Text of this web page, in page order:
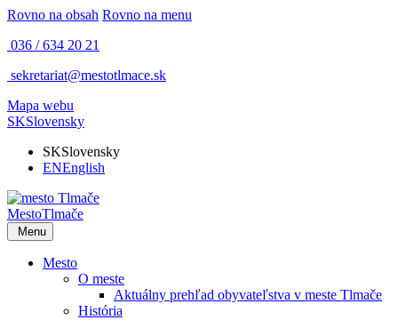
Rovno na obsah Rovno na menu
036 / 634 20 21
sekretariat@mestotlmace.sk
Mapa webu
SKSlovensky
SKSlovensky
ENEnglish
MestoTlmače
Menu
Mesto
O meste
Aktuálny prehľad obyvateľstva v meste Tlmače
História